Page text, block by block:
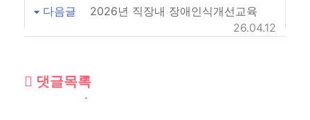
다음글
2026년 직장내 장애인식개선교육
26.04.12
댓글목록